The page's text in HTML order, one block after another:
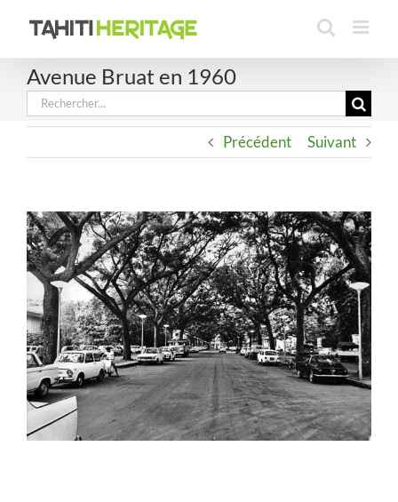
Avenue Bruat en 1960
Rechercher:
Précédent Suivant